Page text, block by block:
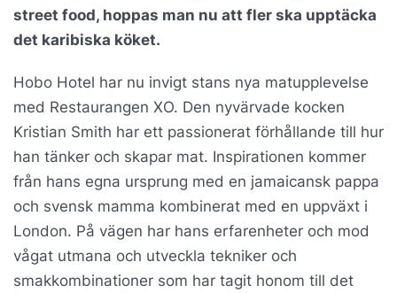
street food, hoppas man nu att fler ska upptäcka
det karibiska köket.
Hobo Hotel har nu invigt stans nya matupplevelse
med Restaurangen XO. Den nyvärvade kocken
Kristian Smith har ett passionerat förhållande till hur
han tänker och skapar mat. Inspirationen kommer
från hans egna ursprung med en jamaicansk pappa
och svensk mamma kombinerat med en uppväxt i
London. På vägen har hans erfarenheter och mod
vågat utmana och utveckla tekniker och
smakkombinationer som har tagit honom till det